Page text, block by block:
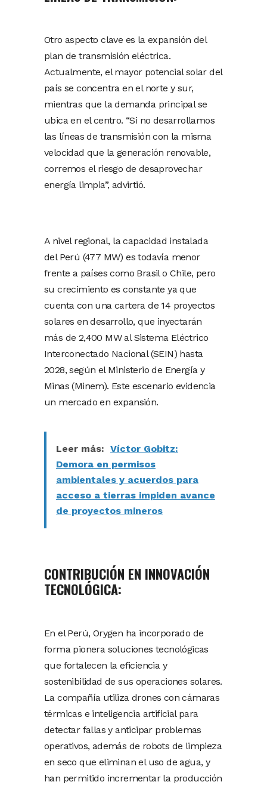
Otro aspecto clave es la expansión del
plan de transmisión eléctrica.
Actualmente, el mayor potencial solar del
país se concentra en el norte y sur,
mientras que la demanda principal se
ubica en el centro. “Si no desarrollamos
las líneas de transmisión con la misma
velocidad que la generación renovable,
corremos el riesgo de desaprovechar
energía limpia”, advirtió.
A nivel regional, la capacidad instalada
del Perú (477 MW) es todavía menor
frente a países como Brasil o Chile, pero
su crecimiento es constante ya que
cuenta con una cartera de 14 proyectos
solares en desarrollo, que inyectarán
más de 2,400 MW al Sistema Eléctrico
Interconectado Nacional (SEIN) hasta
2028, según el Ministerio de Energía y
Minas (Minem). Este escenario evidencia
un mercado en expansión.
Leer más: Víctor Gobitz:
Demora en permisos
ambientales y acuerdos para
acceso a tierras impiden avance
de proyectos mineros
CONTRIBUCIÓN EN INNOVACIÓN
TECNOLÓGICA:
En el Perú, Orygen ha incorporado de
forma pionera soluciones tecnológicas
que fortalecen la eficiencia y
sostenibilidad de sus operaciones solares.
La compañía utiliza drones con cámaras
térmicas e inteligencia artificial para
detectar fallas y anticipar problemas
operativos, además de robots de limpieza
en seco que eliminan el uso de agua, y
han permitido incrementar la producción